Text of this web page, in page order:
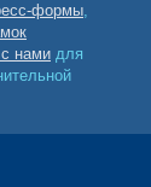
формы,
нами для